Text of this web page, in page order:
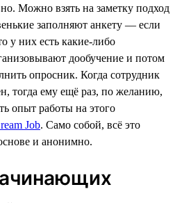
Можно взять на заметку подход
заполняют анкету — если
у них есть какие-либо
дообучение и потом
опросник. Когда сотрудник
тогда ему ещё раз, по желанию,
опыт работы на этого
Job. Само собой, всё это
и анонимно.